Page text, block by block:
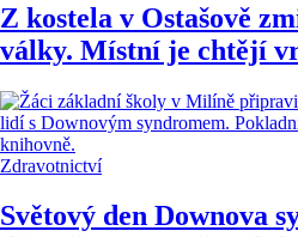
Z kostela v Ostašově
války. Místní je chtějí
Zdravotnictví
Světový den Downova